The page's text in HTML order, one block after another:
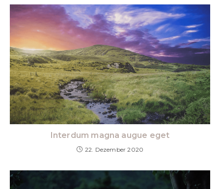
Interdum magna augue eget
22. Dezember 2020